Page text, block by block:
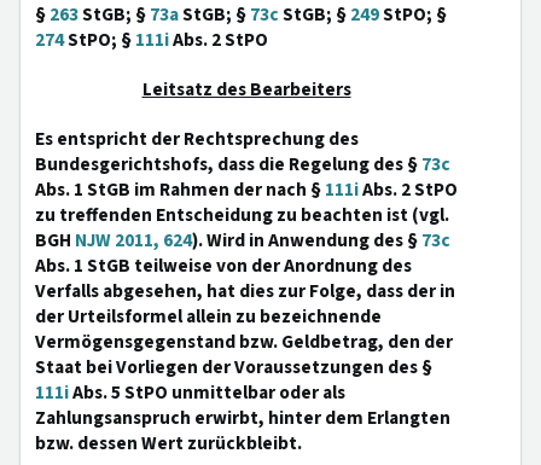
§263StGB; §73aStGB; §73cStGB; §249StPO; §
274StPO; §111iAbs. 2 StPO
Leitsatz des Bearbeiters
Es entspricht der Rechtsprechung des
Bundesgerichtshofs, dass die Regelung des §73c
Abs. 1 StGB im Rahmen der nach §111iAbs. 2 StPO
zu treffenden Entscheidung zu beachten ist (vgl.
BGH NJW 2011, 624). Wird in Anwendung des §73c
Abs. 1 StGB teilweise von der Anordnung des
Verfalls abgesehen, hat dies zur Folge, dass der in
der Urteilsformel allein zu bezeichnende
Vermögensgegenstand bzw. Geldbetrag, den der
Staat bei Vorliegen der Voraussetzungen des §
111iAbs. 5 StPO unmittelbar oder als
Zahlungsanspruch erwirbt, hinter dem Erlangten
bzw. dessen Wert zurückbleibt.